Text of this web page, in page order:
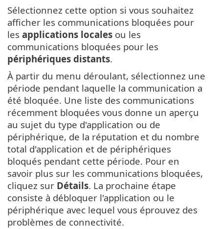
Sélectionnez cette option si vous souhaitez
afficher les communications bloquées pour
les applications locales ou les
communications bloquées pour les
périphériques distants.
À partir du menu déroulant, sélectionnez une
période pendant laquelle la communication a
été bloquée. Une liste des communications
récemment bloquées vous donne un aperçu
au sujet du type d'application ou de
périphérique, de la réputation et du nombre
total d'application et de périphériques
bloqués pendant cette période. Pour en
savoir plus sur les communications bloquées,
cliquez sur Détails. La prochaine étape
consiste à débloquer l'application ou le
périphérique avec lequel vous éprouvez des
problèmes de connectivité.